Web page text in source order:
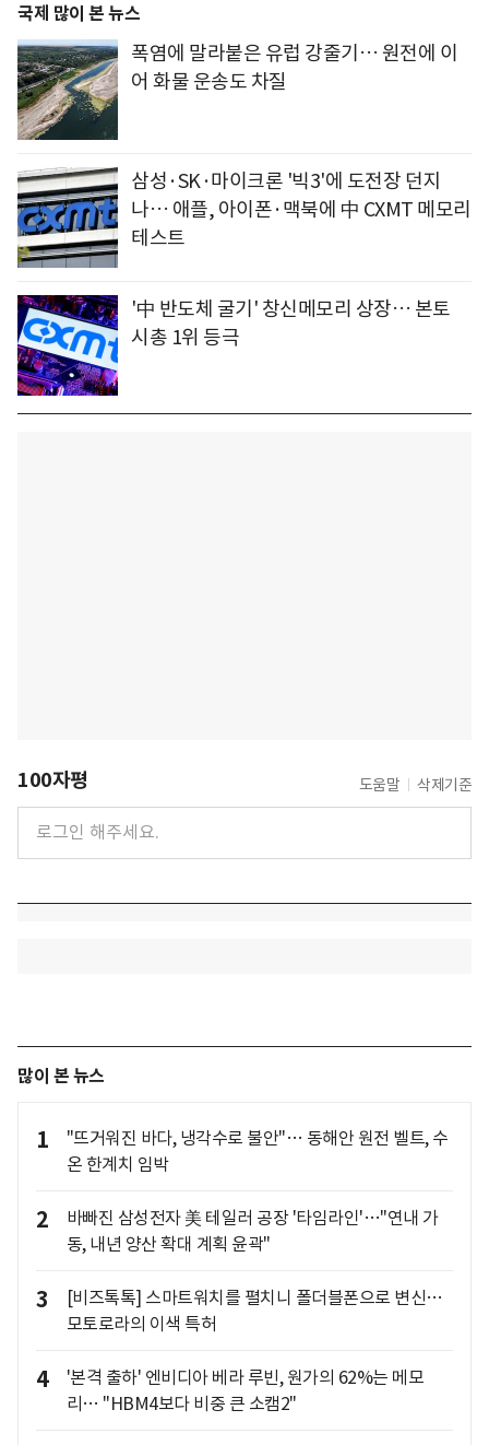
국제 많이 본 뉴스
폭염에 말라붙은 유럽 강줄기… 원전에 이
어 화물 운송도 차질
삼성·SK·마이크론 '빅3'에 도전장 던지
나… 애플, 아이폰·맥북에 中 CXMT 메모리
테스트
'中 반도체 굴기' 창신메모리 상장… 본토
시총 1위 등극
100자평 도움말 삭제기준
많이 본 뉴스
1
"뜨거워진 바다, 냉각수로 불안"… 동해안 원전 벨트, 수
온 한계치 임박
2
바빠진 삼성전자 美 테일러 공장 '타임라인'…"연내 가
동, 내년 양산 확대 계획 윤곽"
3
[비즈톡톡] 스마트워치를 펼치니 폴더블폰으로 변신…
모토로라의 이색 특허
4
'본격 출하' 엔비디아 베라 루빈, 원가의 62%는 메모
리… "HBM4보다 비중 큰 소캠2"